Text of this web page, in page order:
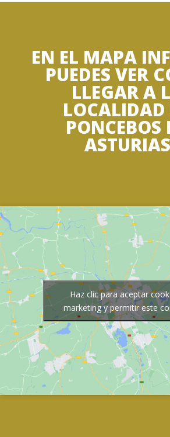
EN EL MAPA
PUEDES VER
LLEGAR A
LOCALIDAD
PONCEBOS
ASTURIAS
Haz clic para aceptar
marketing y permitir este